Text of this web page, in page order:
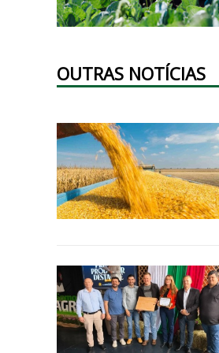
OUTRAS NOTÍCIAS